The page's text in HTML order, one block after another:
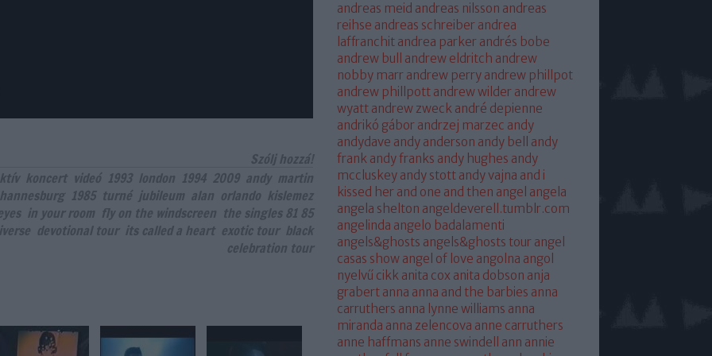
Szólj hozzá!
koncert videó 1993 london 1994 2009 andy martin
1985 turné jubileum alan orlando kislemez
in your room fly on the windscreen the singles 81 85
devotional tour its called a heart exotic tour black
celebration tour
andreas meid andreas nilsson andreas
reihse andreas schreiber andrea
laffranchit andrea parker andrés bobe
andrew bull
andrew eldritch andrew
nobby marr andrew perry andrew phillpot
andrew phillpott andrew wilder andrew
wyatt andrew zweck andré depienne
andrikó gábor andrzej marzec andy
andydave andy anderson andy bell
andy
frank andy franks andy hughes andy
mccluskey andy stott andy vajna and i
kissed her and one and then angel angela
angela shelton angeldeverell.tumblr.com
angelinda angelo badalamenti
angels&ghosts angels&ghosts tour angel
casas show angel of love angolna angol
nyelvű cikk anita cox anita dobson anja
grabert anna anna and the barbies anna
carruthers anna lynne williams anna
miranda anna zelencova anne carruthers
anne haffmans anne swindell
ann annie